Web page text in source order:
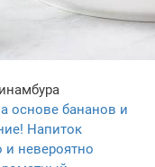
основе бананов и
Напиток
и невероятно